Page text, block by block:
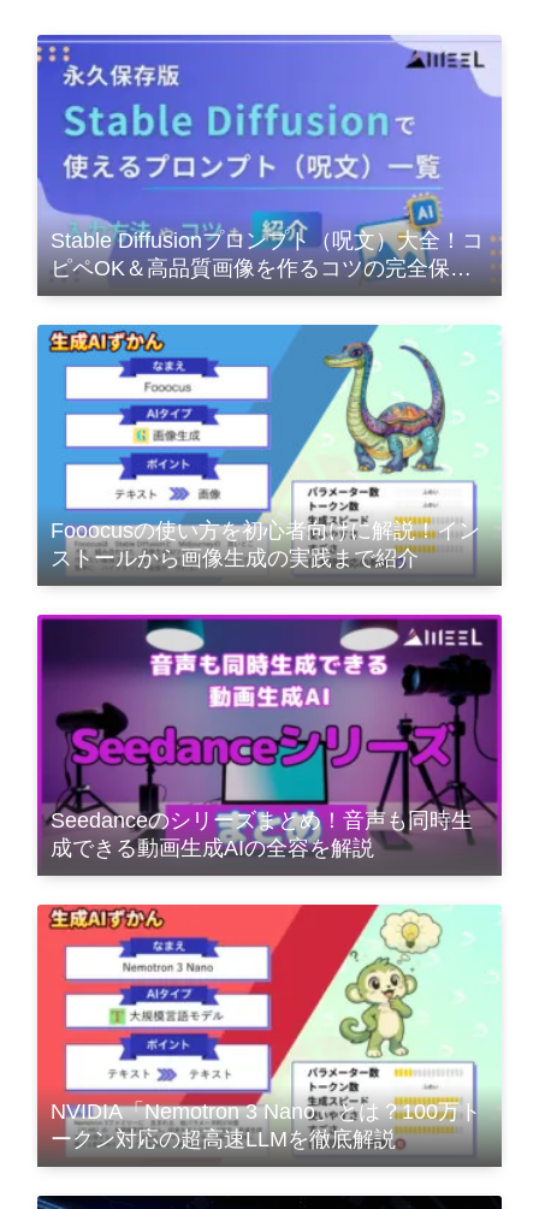
Stable Diffusionプロンプト（呪文）大全！コ
ピペOK＆高品質画像を作るコツの完全保存
版
Fooocusの使い方を初心者向けに解説！イン
ストールから画像生成の実践まで紹介
Seedanceのシリーズまとめ！音声も同時生
成できる動画生成AIの全容を解説
NVIDIA「Nemotron 3 Nano」とは？100万ト
ークン対応の超高速LLMを徹底解説